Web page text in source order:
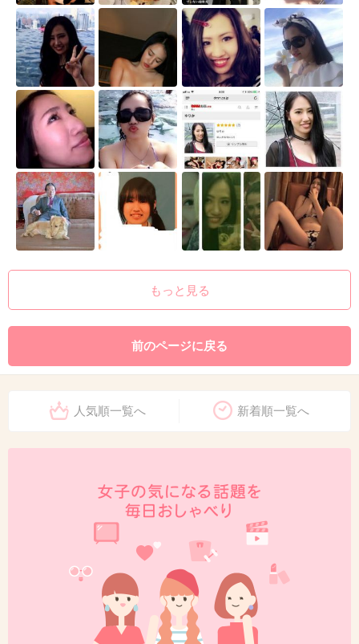
もっと見る
前のページに戻る
人気順一覧へ 新着順一覧へ